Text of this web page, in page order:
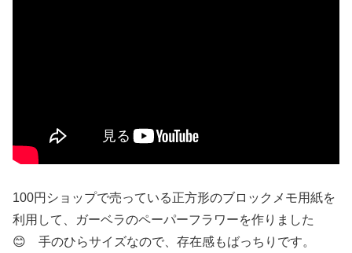
100円ショップで売っている正方形のブロックメモ用紙を
利用して、ガーベラのペーパーフラワーを作りました
😊 手のひらサイズなので、存在感もばっちりです。